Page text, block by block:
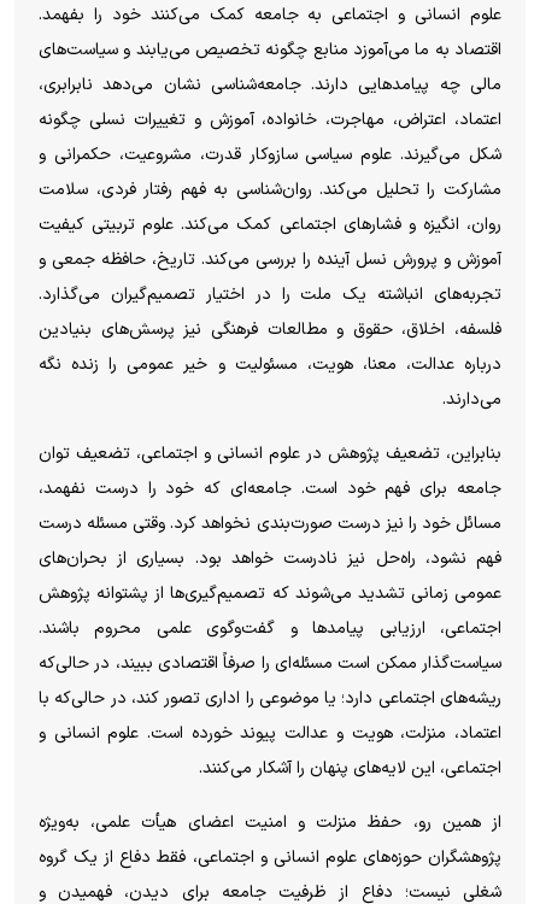
علوم انسانی و اجتماعی به جامعه کمک می‌کنند خود را بفهمد.
اقتصاد به ما می‌آموزد منابع چگونه تخصیص می‌یابند و سیاست‌های
مالی چه پیامدهایی دارند. جامعه‌شناسی نشان می‌دهد نابرابری،
اعتماد، اعتراض، مهاجرت، خانواده، آموزش و تغییرات نسلی چگونه
شکل می‌گیرند. علوم سیاسی سازوکار قدرت، مشروعیت، حکمرانی و
مشارکت را تحلیل می‌کند. روان‌شناسی به فهم رفتار فردی، سلامت
روان، انگیزه و فشارهای اجتماعی کمک می‌کند. علوم تربیتی کیفیت
آموزش و پرورش نسل آینده را بررسی می‌کند. تاریخ، حافظه جمعی و
تجربه‌های انباشته یک ملت را در اختیار تصمیم‌گیران می‌گذارد.
فلسفه، اخلاق، حقوق و مطالعات فرهنگی نیز پرسش‌های بنیادین
درباره عدالت، معنا، هویت، مسئولیت و خیر عمومی را زنده نگه
می‌دارند.
بنابراین، تضعیف پژوهش در علوم انسانی و اجتماعی، تضعیف توان
جامعه برای فهم خود است. جامعه‌ای که خود را درست نفهمد،
مسائل خود را نیز درست صورت‌بندی نخواهد کرد. وقتی مسئله درست
فهم نشود، راه‌حل نیز نادرست خواهد بود. بسیاری از بحران‌های
عمومی زمانی تشدید می‌شوند که تصمیم‌گیری‌ها از پشتوانه پژوهش
اجتماعی، ارزیابی پیامدها و گفت‌وگوی علمی محروم باشند.
سیاست‌گذار ممکن است مسئله‌ای را صرفاً اقتصادی ببیند، در حالی‌که
ریشه‌های اجتماعی دارد؛ یا موضوعی را اداری تصور کند، در حالی‌که با
اعتماد، منزلت، هویت و عدالت پیوند خورده است. علوم انسانی و
اجتماعی، این لایه‌های پنهان را آشکار می‌کنند.
از همین رو، حفظ منزلت و امنیت اعضای هیأت علمی، به‌ویژه
پژوهشگران حوزه‌های علوم انسانی و اجتماعی، فقط دفاع از یک گروه
شغلی نیست؛ دفاع از ظرفیت جامعه برای دیدن، فهمیدن و